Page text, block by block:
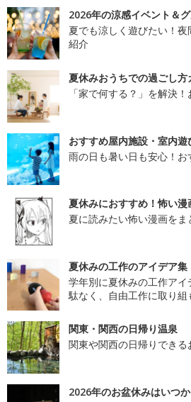
2026年の涼感イベント＆
夏でも涼しく遊びたい！
紹介
夏休みおうちでの過ごし方
「家で何する？」を解決
おすすめ屋内施設・室内遊
雨の日も暑い日も安心！
夏休みにおすすめ！怖い漫
夏に読みたい怖い漫画をま
夏休みの工作のアイデア集
学年別に夏休みの工作ア
駄なく、自由工作に取り組
関東・関西の日帰り温泉
関東や関西の日帰りでき
2026年のお盆休みはいつ